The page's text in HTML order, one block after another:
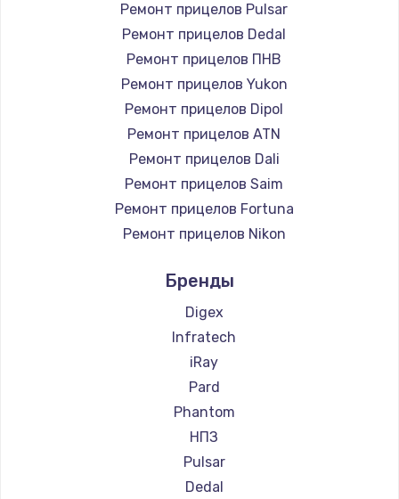
Ремонт прицелов Pulsar
Ремонт прицелов Dedal
Ремонт прицелов ПНВ
Ремонт прицелов Yukon
Ремонт прицелов Dipol
Ремонт прицелов ATN
Ремонт прицелов Dali
Ремонт прицелов Saim
Ремонт прицелов Fortuna
Ремонт прицелов Nikon
Ремонт прицелов Nikko
Ремонт прицелов Hakko
Ремонт прицелов HALES
Ремонт прицелов Leica
Ремонт прицелов Vector Optics
Ремонт прицелов Carl Zeiss
Ремонт прицелов Zeiss
Ремонт прицелов AGM Global Vision
Ремонт прицелов Pilad
Бренды
Digex
Infratech
iRay
Pard
Phantom
НПЗ
Pulsar
Dedal